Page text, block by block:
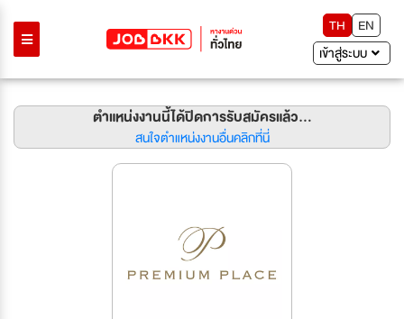
TH
EN
เข้าสู่ระบบ
ตำแหน่งงานนี้ได้ปิดการรับสมัครแล้ว...
สนใจตำแหน่งงานอื่นคลิกที่นี่